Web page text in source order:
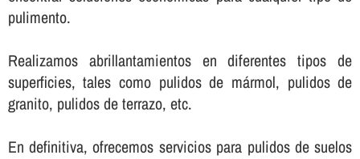
pulimento.
Realizamos abrillantamientos en diferentes tipos de
superficies, tales como pulidos de mármol, pulidos de
granito, pulidos de terrazo, etc.
En definitiva, ofrecemos servicios para pulidos de suelos